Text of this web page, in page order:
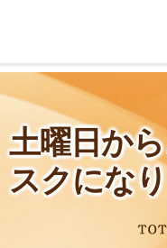
土曜日か
スクにな